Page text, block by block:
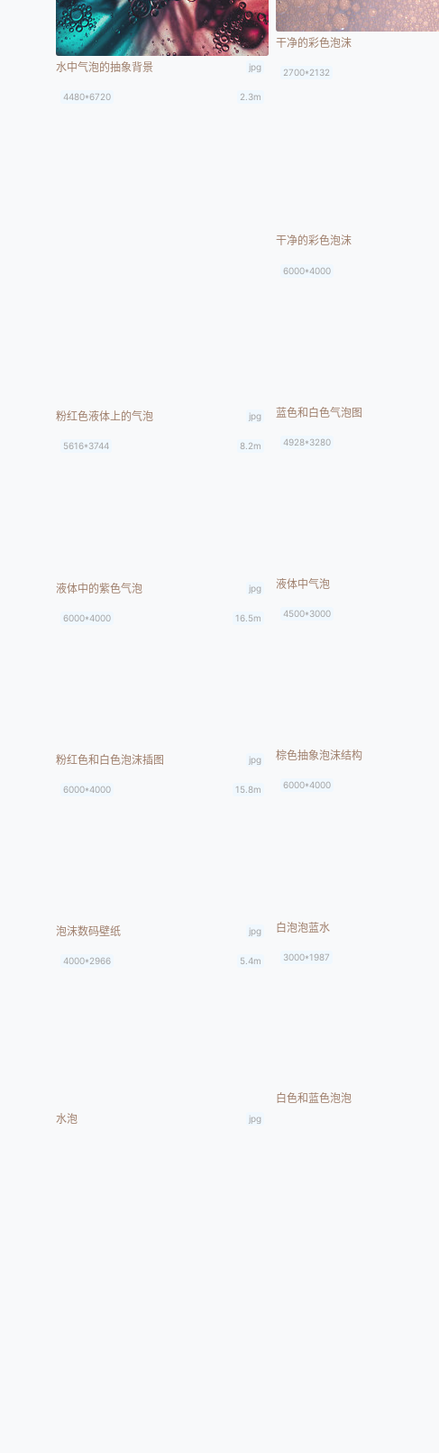
水中气泡的抽象背景 jpg
干净的彩色泡沫
干净的彩色泡沫
2700*2132
粉红色液体上的气泡
4480*6720 2.3m
jpg 蓝色和白色气泡图
6000*4000
液体中气泡
4928*3280
液体中的紫色气泡
5616*3744 8.2m
jpg
棕色抽象泡沫结构
4500*3000
粉红色和白色泡沫插图
6000*4000 16.5m
jpg
白泡泡蓝水
6000*4000
泡沫数码壁纸
6000*4000 15.8m
jpg
白色和蓝色泡泡
3000*1987
水泡
4000*2966 5.4m
jpg